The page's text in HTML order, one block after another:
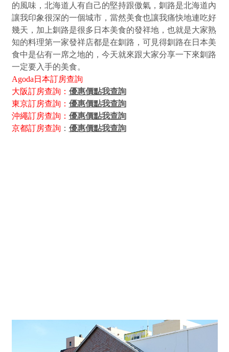
的風味，北海道人有自己的堅持跟傲氣，釧路是北海道內
讓我印象很深的一個城市，當然美食也讓我痛快地連吃好
幾天，加上釧路是很多日本美食的發祥地，也就是大家熟
知的料理第一家發祥店都是在釧路，可見得釧路在日本美
食中是佔有一席之地的，今天就來跟大家分享一下來釧路
一定要入手的美食。
Agoda 日本訂房查詢
大阪訂房查詢： 優惠價點我查詢
東京訂房查詢： 優惠價點我查詢
沖繩訂房查詢： 優惠價點我查詢
京都訂房查詢 ： 優惠價點我查詢